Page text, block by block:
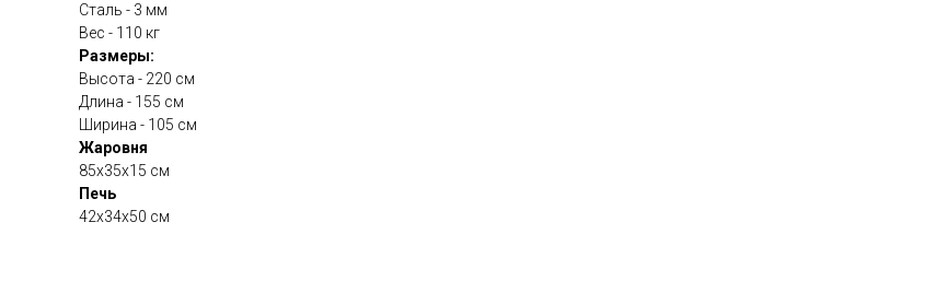
Сталь - 3 мм
Вес - 110 кг
Размеры:
Высота - 220 см
Длина - 155 см
Ширина - 105 см
Жаровня
85х35х15 см
Печь
42х34х50 см